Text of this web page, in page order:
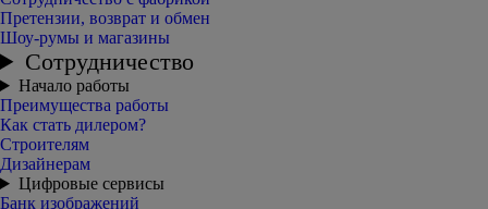
Претензии, возврат и обмен
Шоу-румы и магазины
Сотрудничество
Начало работы
Преимущества работы
Как стать дилером?
Строителям
Дизайнерам
Цифровые сервисы
Банк изображений